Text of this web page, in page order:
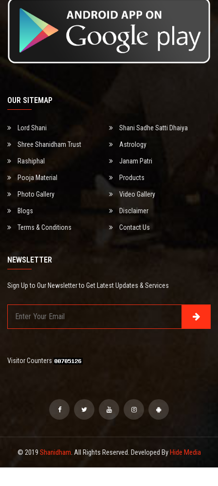
OUR SITEMAP
Lord Shani Shani Sadhe Satti Dhaiya
Shree Shanidham Trust Astrology
Rashiphal Janam Patri
Pooja Material Products
Photo Gallery Video Gallery
Blogs Disclaimer
Terms & Conditions Contact Us
NEWSLETTER
Sign Up to Our Newsletter to Get Latest Updates & Services
Visitor Counters
© 2019 Shanidham. All Rights Reserved. Developed ByHide Media